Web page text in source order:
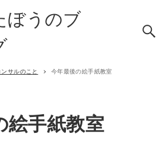
ぼうのブ
サルのこと 今年最後の絵手紙教室
絵手紙教室